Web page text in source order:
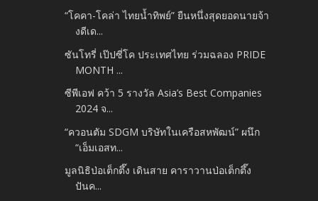
“โคคา-โคล่า ไทยน้ำทิพย์” ยืนหนึ่งสุดยอดนายจ้า
งดีเด...
ซันโทรี่ เป๊ปซี่โค ประเทศไทย ร่วมฉลอง PRIDE
MONTH ...
ซีพีเอฟ คว้า 5 รางวัล Asia’s Best Companies
2024 จ...
“ควอนตัม SDGM บริษัทในเครือสหพัฒน์” ผนึก
“เอ็มเอสท...
มูลนิธิป่อเต็กตึ๊ง เดินสาย คาราวานป่อเต็กตึ๊ง
ปันค...